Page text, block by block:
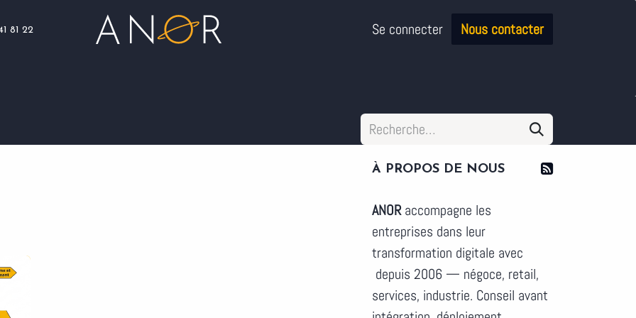
81 22 Se connecter Nous contacter
À PROPOS DE NOUS
ANORaccompagne les
entreprises dans leur
transformation digitale avec
depuis 2006 — négoce, retail,
services, industrie. Conseil avant